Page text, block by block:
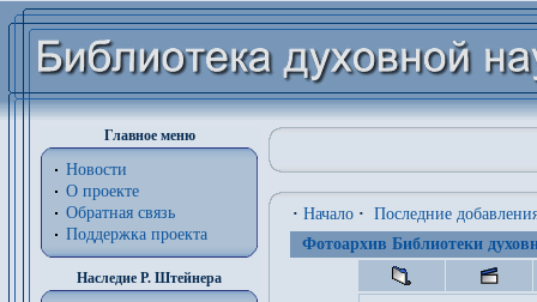
Главное меню
Новости
О проекте
Обратная связь
Поддержка проекта
Наследие Р. Штейнера
· Начало · Последние
Фотоархив Библиотеки